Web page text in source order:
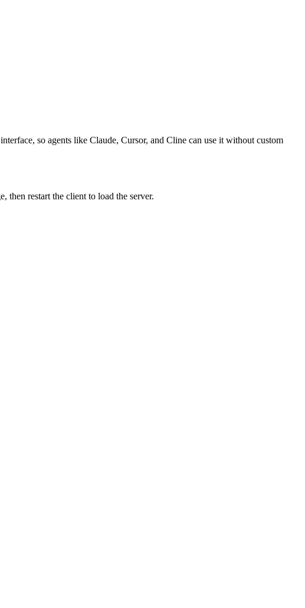
so agents like Claude, Cursor, and Cline can use it without custom
then restart the client to load the server.